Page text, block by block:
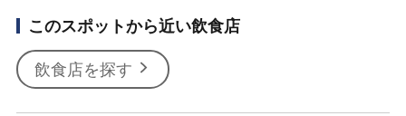
このスポットから近い飲食店
飲食店を探す